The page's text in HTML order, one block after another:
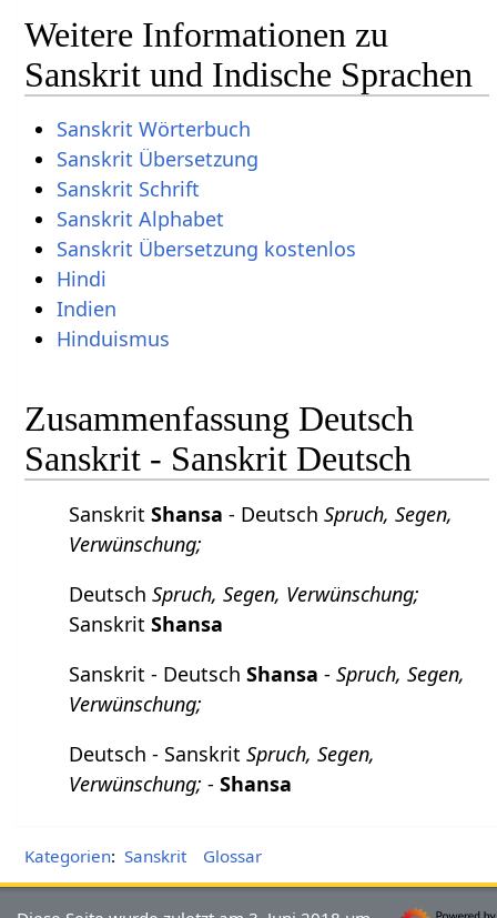
Weitere Informationen zu
Sanskrit und Indische Sprachen
Sanskrit Wörterbuch
Sanskrit Übersetzung
Sanskrit Schrift
Sanskrit Alphabet
Sanskrit Übersetzung kostenlos
Hindi
Indien
Hinduismus
Zusammenfassung Deutsch
Sanskrit - Sanskrit Deutsch
SanskritShansa - DeutschSpruch, Segen,
Verwünschung;
DeutschSpruch, Segen, Verwünschung;
SanskritShansa
Sanskrit - DeutschShansa -Spruch, Segen,
Verwünschung;
Deutsch - SanskritSpruch, Segen,
Verwünschung;-Shansa
Kategorien: Sanskrit Glossar